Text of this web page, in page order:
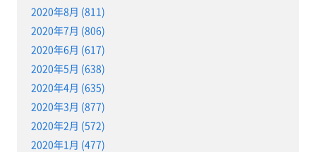
2020年8月 (811)
2020年7月 (806)
2020年6月 (617)
2020年5月 (638)
2020年4月 (635)
2020年3月 (877)
2020年2月 (572)
2020年1月 (477)